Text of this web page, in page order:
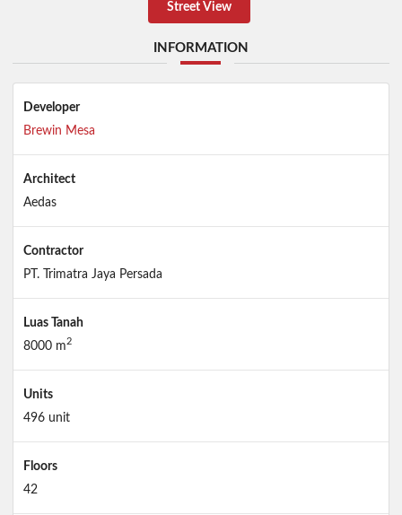
Street View
INFORMATION
Developer
Brewin Mesa
Architect
Aedas
Contractor
PT. Trimatra Jaya Persada
Luas Tanah
8000 m2
Units
496 unit
Floors
42